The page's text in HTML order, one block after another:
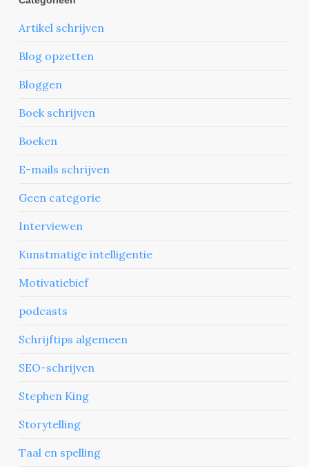
Artikel schrijven
Blog opzetten
Bloggen
Boek schrijven
Boeken
E-mails schrijven
Geen categorie
Interviewen
Kunstmatige intelligentie
Motivatiebief
podcasts
Schrijftips algemeen
SEO-schrijven
Stephen King
Storytelling
Taal en spelling